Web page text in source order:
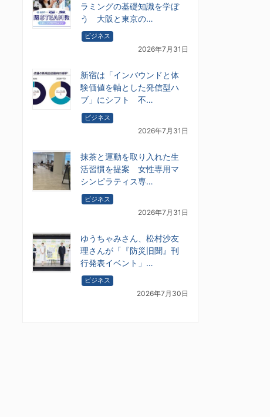
ラミングの基礎知識を学ぼ
う 大阪と東京の…
ビジネス
2026年7月31日
新宿は「インバウンドと体
験価値を軸とした発信型ハ
ブ」にシフト 不…
ビジネス
2026年7月31日
抹茶と運動を取り入れた生
活習慣を提案 女性専用マ
シンピラティス専…
ビジネス
2026年7月31日
ゆうちゃみさん、松村沙友
理さんが「『防災旧聞』刊
行発表イベント」…
ビジネス
2026年7月30日